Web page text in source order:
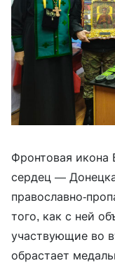
Фронтовая икона
сердец —
православно-
того, как с ней
участвующие во
обрастает